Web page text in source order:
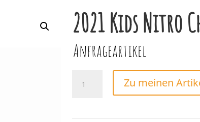
2021 Kids Nitro
Anfrageartikel
Kids
Zu meinen